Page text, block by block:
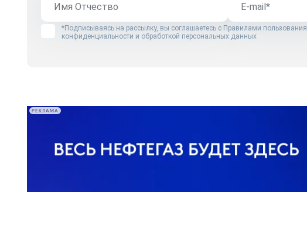
*Подписываясь на рассылку, вы соглашаетесь с Правилами пользования
конфиденциальности и обработкой персональных данных
РЕКЛАМА